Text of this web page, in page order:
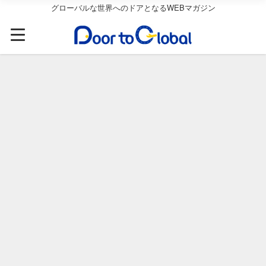
グローバルな世界へのドアとなるWEBマガジン